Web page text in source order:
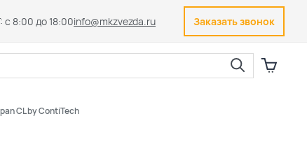
8:00 до 18:00info@mkzvezda.ru Заказать звонок
CL by ContiTech